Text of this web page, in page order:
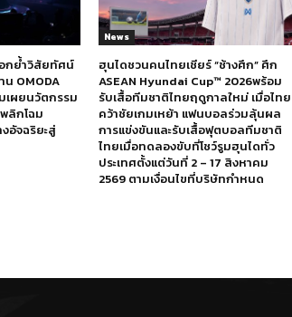
อกย้ำวิสัยทัศน์
OMODA
เผยนวัตกรรม
ลิกโฉม
อัจฉริยะสู่
News
ฮุนไดชวนคนไทยเชียร์ “ช้างศึก” ศึก
ASEAN Hyundai Cup™ 2026พร้อม
รับเสื้อทีมชาติไทยฤดูกาลใหม่ เมื่อไทย
คว้าชัยเกมเหย้า แฟนบอลร่วมลุ้นผล
การแข่งขันและรับเสื้อฟุตบอลทีมชาติ
ไทยเมื่อทดลองขับที่โชว์รูมฮุนไดทั่ว
ประเทศตั้งแต่วันที่ 2 – 17 สิงหาคม
2569 ตามเงื่อนไขที่บริษัทกำหนด